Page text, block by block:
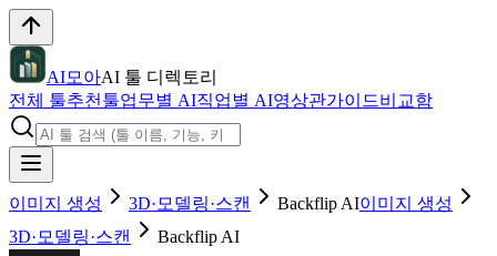
AI모아AI 툴 디렉토리
전체 툴추천툴업무별 AI직업별 AI영상관가이드비교함
이미지 생성 3D·모델링·스캔 Backflip AI이미지 생성
3D·모델링·스캔
Backflip AI